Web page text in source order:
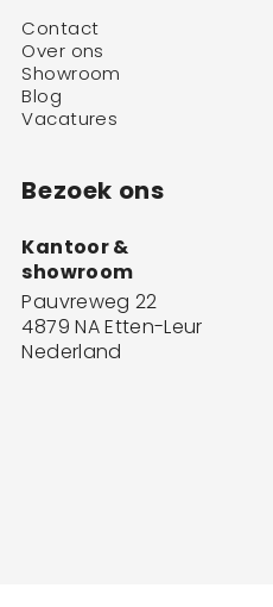
Contact
Over ons
Showroom
Blog
Vacatures
Bezoek ons
Kantoor &
showroom
Pauvreweg 22
4879 NA Etten-Leur
Nederland